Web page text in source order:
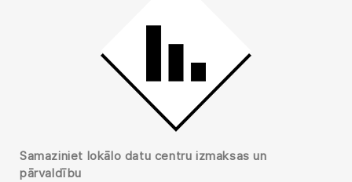
Samaziniet lokālo datu centru izmaksas un
pārvaldību